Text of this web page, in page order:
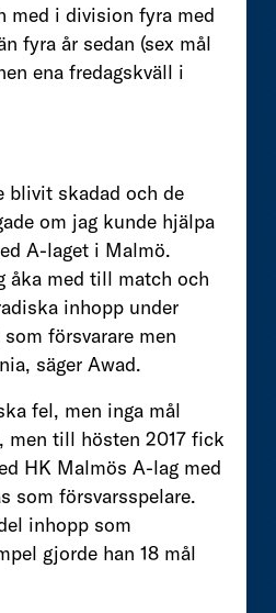
med i division fyra med
fyra år sedan (sex mål
ena fredagskväll i
blivit skadad och de
om jag kunde hjälpa
A-laget i Malmö.
åka med till match och
inhopp under
försvarare men
säger Awad.
fel, men inga mål
men till hösten 2017 fick
HK Malmös A-lag med
som försvarsspelare.
inhopp som
gjorde han 18 mål